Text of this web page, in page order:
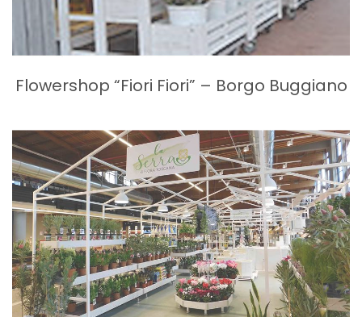
Flowershop “Fiori Fiori” – Borgo Buggiano